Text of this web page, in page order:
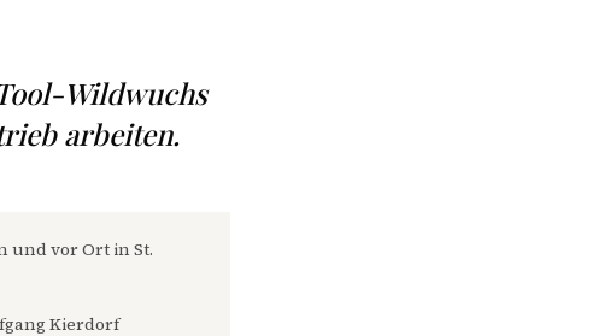
Wildwuchs
arbeiten.
und vor Ort in St.
Kierdorf